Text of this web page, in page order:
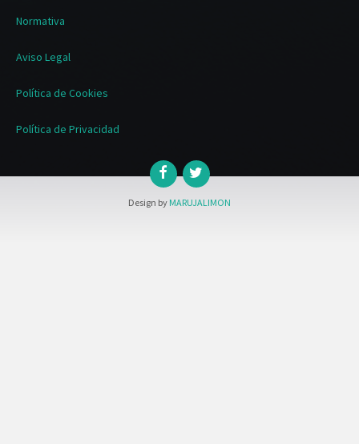
Normativa
Aviso Legal
Política de Cookies
Política de Privacidad
Design by MARUJALIMON